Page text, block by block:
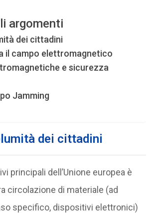
argomenti
dei cittadini
il campo elettromagnetico
e sicurezza
Jamming
dei cittadini
principali dell’Unione europea è
circolazione di materiale (ad
specifico, dispositivi elettronici)